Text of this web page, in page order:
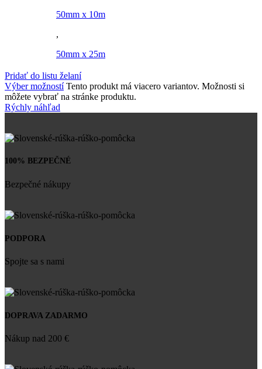
50mm x 10m
,
50mm x 25m
Pridať do listu želaní
Výber možností Tento produkt má viacero variantov. Možnosti si
môžete vybrať na stránke produktu.
Rýchly náhľad
100% BEZPEČNÉ
Bezpečné nákupy
PODPORA
Spojte sa s nami
DOPRAVA ZADARMO
Nákup nad 200 €